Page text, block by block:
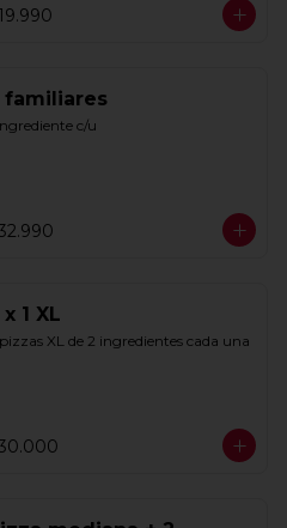
familiares
c/u
x 1 XL
XL de 2 ingredientes cada una